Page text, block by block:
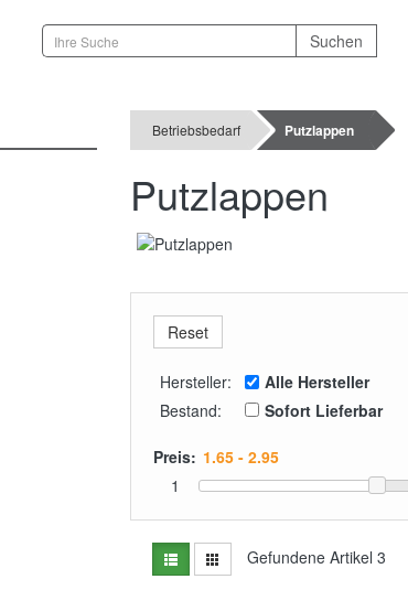
Betriebsbedarf Putzlappen
Putzlappen
Hersteller:
Alle Hersteller
Bestand:
Sofort Lieferbar
Preis:
1
Gefundene Artikel 3